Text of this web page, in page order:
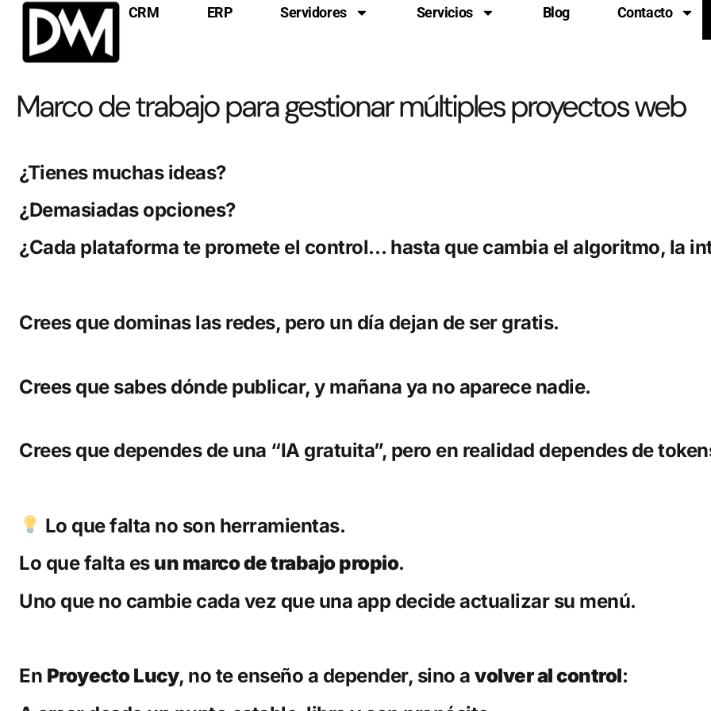
CRM ERP Servidores Servicios Blog Contacto
Marco de trabajo para gestionar múltiples proyectos web
¿Tienes muchas ideas?
¿Demasiadas opciones?
¿Cada plataforma te promete el control… hasta que cambia el algoritmo, la
Crees que dominas las redes, pero un día dejan de ser gratis.
Crees que sabes dónde publicar, y mañana ya no aparece nadie.
Crees que dependes de una “IA gratuita”, pero en realidad dependes de
Lo que falta no son herramientas.
Lo que falta es un marco de trabajo propio.
Uno que no cambie cada vez que una app decide actualizar su menú.
En Proyecto Lucy, no te enseño a depender, sino a volver al control: